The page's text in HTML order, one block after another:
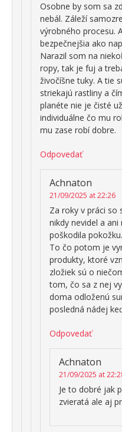
Osobne by som sa
nebál. Záleží
výrobného procesu.
bezpečnejšia ako
Narazil som na
ropy, tak je fuj a
živočíšne tuky. A tie
striekajú rastliny a
planéte nie je čisté
individuálne čo mu
mu zase robí dobre.
Odpovedať
Achnaton
21/09/2025 at 22:26
Za roky v práci so
nikdy nevidel a
poškodila pokožku.
To čo potom je
produkty, ktoré
zložiek sú o
tom, čo sa z nej
doma odloženú
posledná nádej
Odpovedať
Achnaton
21/09/2025 at
Je to dobré jak
zvieratá ale aj